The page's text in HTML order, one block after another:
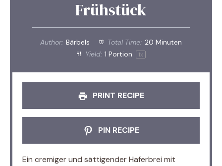
Frühstück
Author: Bärbels Total Time: 20 Minuten
Yield: 1 Portion 1x
PRINT RECIPE
PIN RECIPE
Ein cremiger und sättigender Haferbrei mit